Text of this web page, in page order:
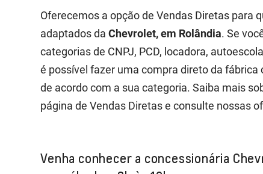
Oferecemos a opção de Vendas Diretas para
adaptados daChevrolet, em Rolândia. Se
categorias de CNPJ, PCD, locadora,
é possível fazer uma compra direto da
de acordo com a sua categoria. Saiba mais
página de Vendas Diretas e consulte nossas
Venha conhecer a concessionária